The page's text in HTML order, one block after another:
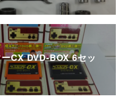
CX DVD-BOX 6セッ